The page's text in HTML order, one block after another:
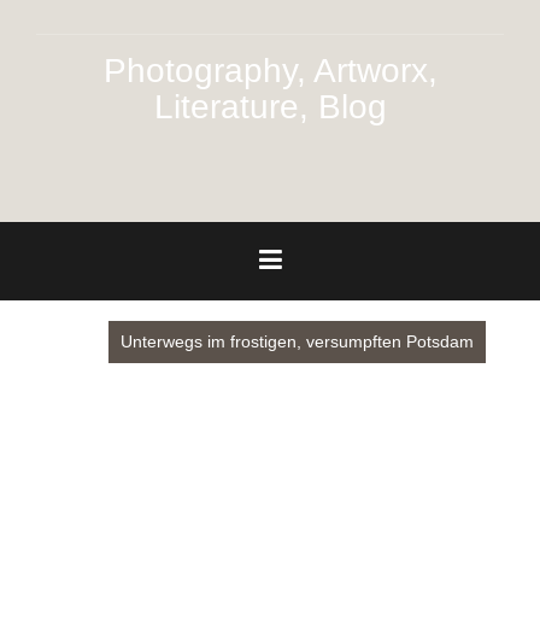
Photography, Artworx,
Literature, Blog
Unterwegs im frostigen, versumpften Potsdam